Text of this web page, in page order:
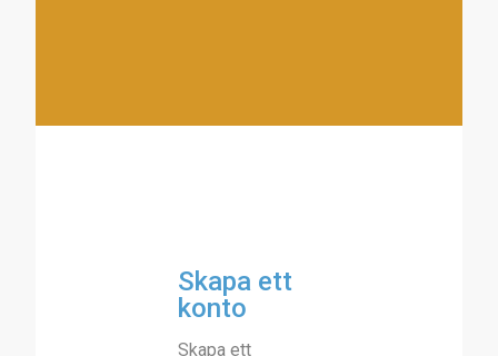
Skapa ett
konto
Skapa ett